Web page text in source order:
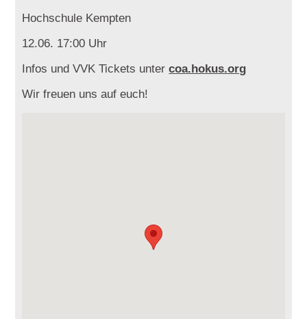
Hochschule Kempten
12.06. 17:00 Uhr
Infos und VVK Tickets untercoa.hokus.org
Wir freuen uns auf euch!